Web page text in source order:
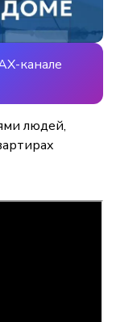
канале
людей,